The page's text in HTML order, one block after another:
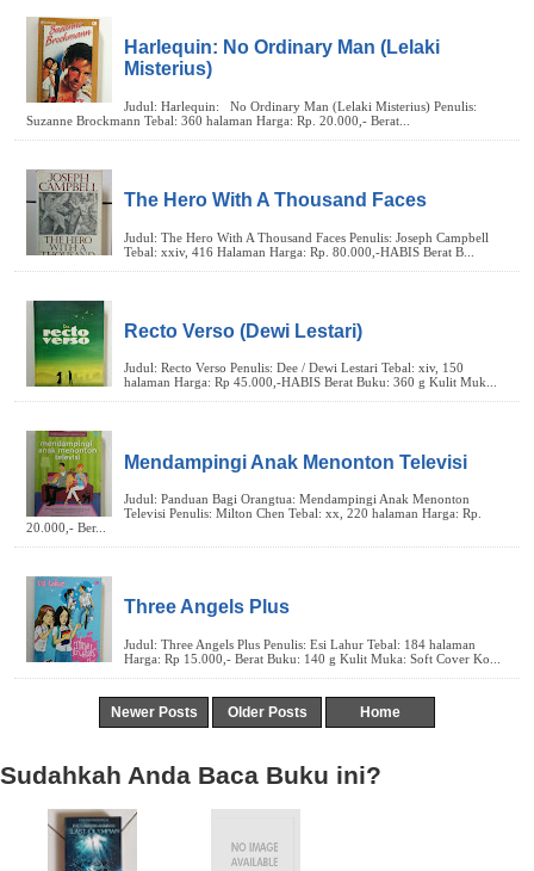
Harlequin: No Ordinary Man (Lelaki
Misterius)
The Hero With A Thousand Faces
Recto Verso (Dewi Lestari)
Mendampingi Anak Menonton Televisi
Three Angels Plus
Newer Posts Older Posts Home
Sudahkah Anda Baca Buku ini?